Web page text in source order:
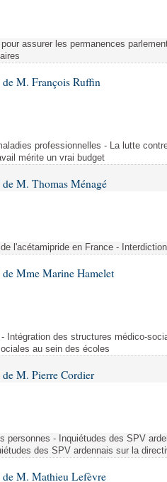
lois
assurer les permanences
de M. François Ruffin
professionnelles - La lutte
mérite un vrai budget
M. Thomas Ménagé
l'acétamipride en France -
Mme Marine Hamelet
Intégration des structures médico-
au sein des écoles
M. Pierre Cordier
personnes - Inquiétudes des SPV
des SPV ardennais sur la
de M. Mathieu Lefèvre